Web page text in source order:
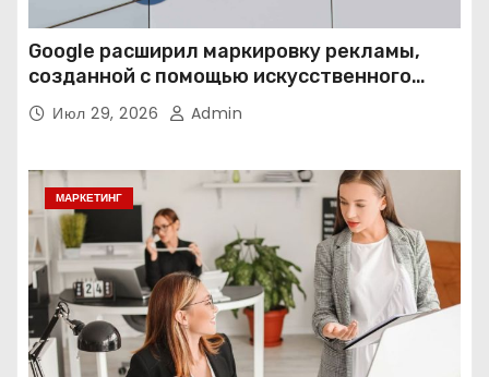
Google расширил маркировку рекламы,
созданной с помощью искусственного
интеллекта
Июл 29, 2026 Admin
МАРКЕТИНГ